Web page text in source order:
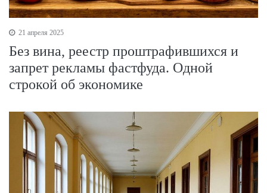
21 апреля 2025
Без вина, реестр проштрафившихся и
запрет рекламы фастфуда. Одной
строкой об экономике